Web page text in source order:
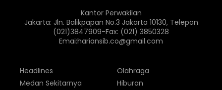
Kantor Perwakilan
Jakarta: Jln. Balikpapan No.3 Jakarta 10130, Telepon
(021)3847909-Fax: (021) 3850328
Emai:hariansib.co@gmail.com
Headlines
Medan Sekitarnya
Olahraga
Hiburan